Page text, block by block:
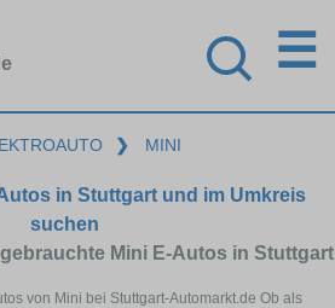
☰
❯ MINI
in Stuttgart und im Umkreis
suchen
Mini E-Autos in Stuttgart
von Mini bei Stuttgart-Automarkt.de Ob als